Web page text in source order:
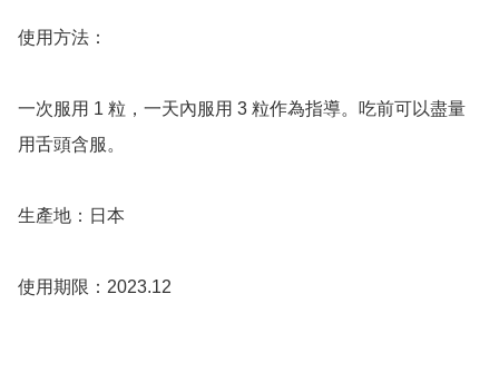
使用方法：
一次服用 1 粒，一天內服用 3 粒作為指導。吃前可以盡量
用舌頭含服。
生產地：日本